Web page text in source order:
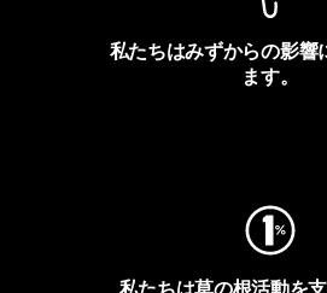
私たちはみずからの影響
ます。